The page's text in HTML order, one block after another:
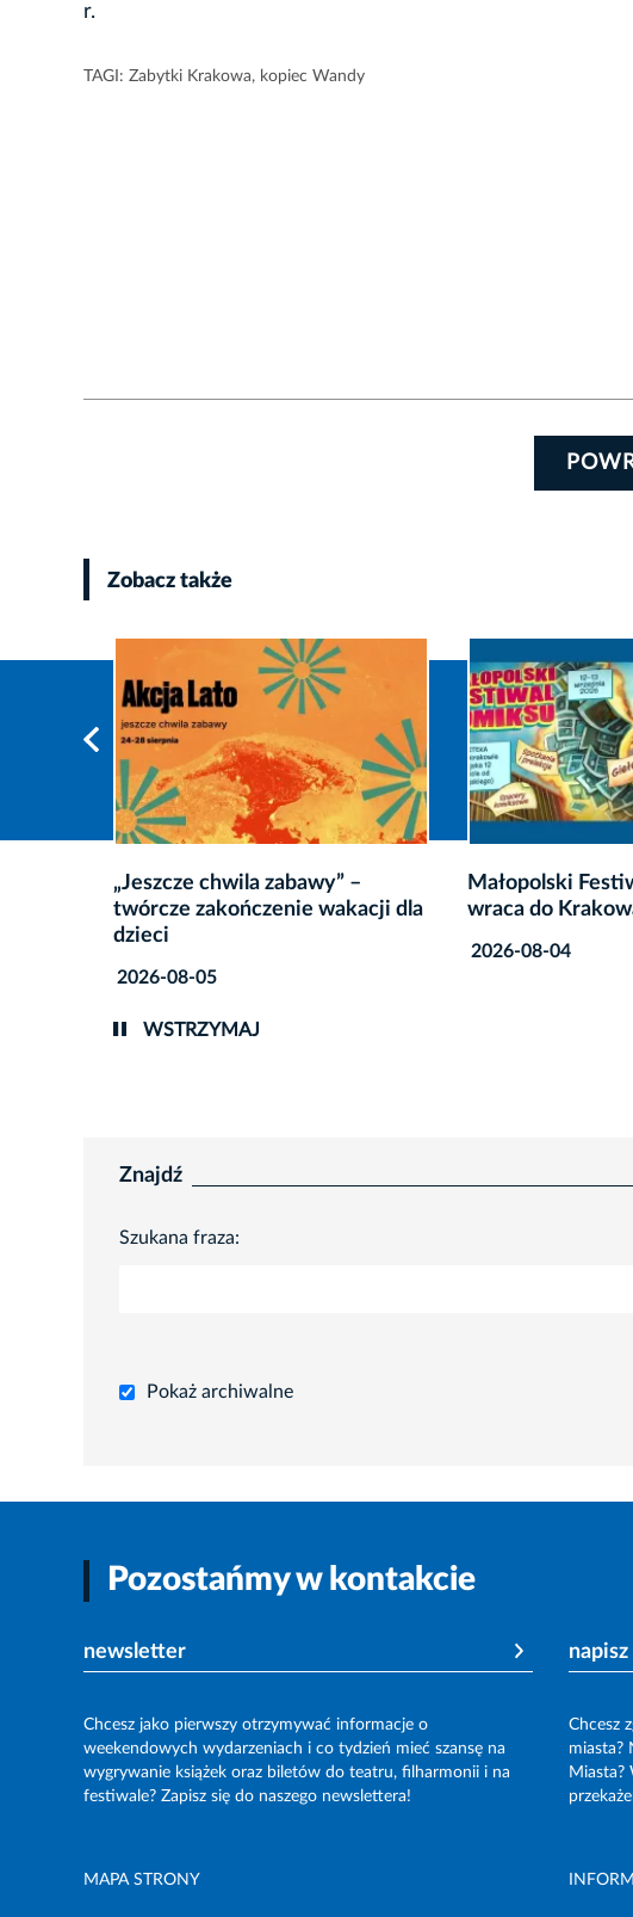
r.
TAGI: Zabytki Krakowa, kopiec Wandy
Zobacz także
Małopolski Festiwal Komiksu
wraca do Krakowa
Interpunkcja
obrazach
2026-07-24
WSTRZYMAJ
Znajdź
Szukana fraza:
Pokaż archiwalne
Pozostańmy w kontakcie
newsletter
Chcesz jako pierwszy otrzymywać informacje o
weekendowych wydarzeniach i co tydzień mieć szansę na
wygrywanie książek oraz biletów do teatru, filharmonii i na
festiwale? Zapisz się do naszego newslettera!
napisz
Chcesz
miasta?
Miasta?
MAPA STRONY